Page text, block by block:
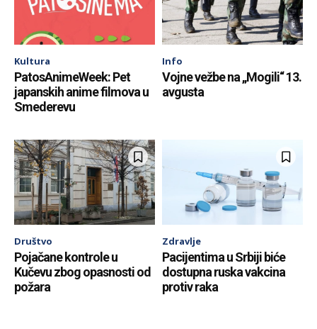
Kultura
PatosAnimeWeek: Pet
japanskih anime filmova u
Smederevu
Info
Vojne vežbe na „Mogili“ 13.
avgusta
Društvo
Pojačane kontrole u
Kučevu zbog opasnosti od
požara
Zdravlje
Pacijentima u Srbiji biće
dostupna ruska vakcina
protiv raka